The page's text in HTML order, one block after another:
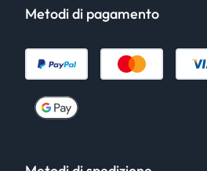
Metodi di pagamento